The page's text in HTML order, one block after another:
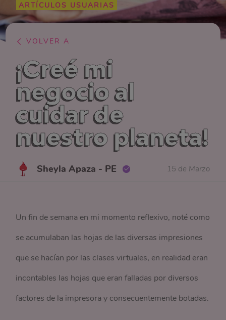
ARTÍCULOS USUARIAS
VOLVER A
¡Creé mi
negocio al
cuidar de
nuestro planeta!
Sheyla Apaza - PE 15 de Marzo
Un fin de semana en mi momento reflexivo, noté como
se acumulaban las hojas de las diversas impresiones
que se hacían por las clases virtuales, en realidad eran
incontables las hojas que eran falladas por diversos
factores de la impresora y consecuentemente botadas.